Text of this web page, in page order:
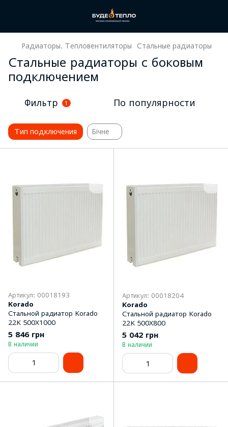
Радиаторы. Тепловентиляторы Стальные радиаторы
Стальные радиаторы с боковым
подключением
Фильтр 1 По популярности
Тип подключения Бічне
Артикул: 00018193
Korado
Стальной радиатор Korado
22K 500Х1000
5 846 грн
В наличии
Артикул: 00018204
Korado
Стальной радиатор Korado
22K 500Х800
5 042 грн
В наличии